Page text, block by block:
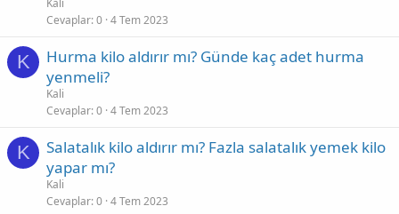
Kali
Cevaplar 0 4 Tem 2023
K
Hurma kilo aldırır mı? Günde kaç adet hurma
yenmeli?
Kali
Cevaplar 0 4 Tem 2023
K
Salatalık kilo aldırır mı? Fazla salatalık yemek kilo
yapar mı?
Kali
Cevaplar 0 4 Tem 2023